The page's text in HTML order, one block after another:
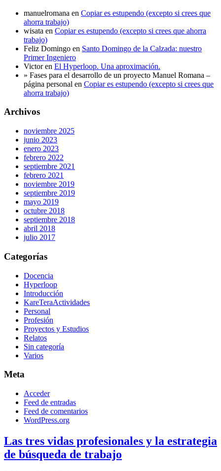
manuelromana en Copiar es estupendo (excepto si crees que
ahorra trabajo)
wisata en Copiar es estupendo (excepto si crees que ahorra
trabajo)
Feliz Domingo en Santo Domingo de la Calzada: nuestro
Primer Ingeniero
Victoren El Hyperloop. Una aproximación.
» Fases para el desarrollo de un proyecto Manuel Romana –
página personal en Copiar es estupendo (excepto si crees que
ahorra trabajo)
Archivos
noviembre 2025
junio 2023
enero 2023
febrero 2022
septiembre 2021
febrero 2021
noviembre 2019
septiembre 2019
mayo 2019
octubre 2018
septiembre 2018
abril 2018
julio 2017
Categorías
Docencia
Hyperloop
Introducción
KareTeraActividades
Personal
Profesión
Proyectos y Estudios
Relatos
Sin categoría
Varios
Meta
Acceder
Feed de entradas
Feed de comentarios
WordPress.org
Las tres vidas profesionales y la estrategia
de búsqueda de trabajo